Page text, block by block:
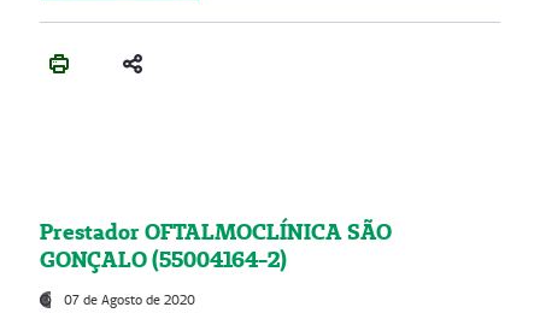
Prestador OFTALMOCLÍNICA SÃO
GONÇALO (55004164-2)
07 de Agosto de 2020